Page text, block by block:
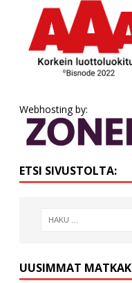
Webhosting by:
ETSI SIVUSTOLTA:
UUSIMMAT